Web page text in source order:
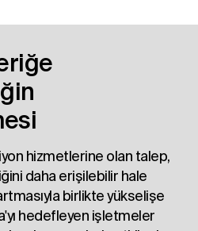
hizmetlerine olan talep,
daha erişilebilir hale
birlikte yükselişe
hedefleyen işletmeler